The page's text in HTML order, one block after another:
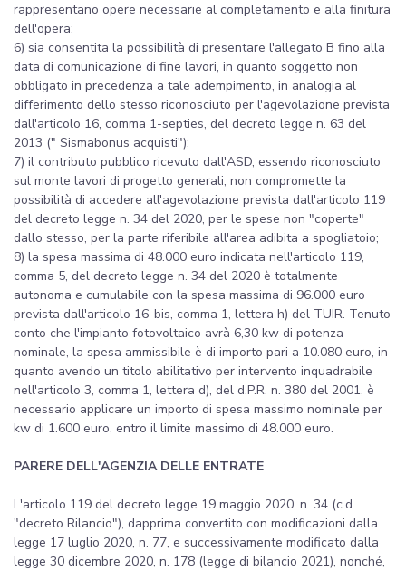
rappresentano opere necessarie al completamento e alla finitura
dell'opera;
6) sia consentita la possibilità di presentare l'allegato B fino alla
data di comunicazione di fine lavori, in quanto soggetto non
obbligato in precedenza a tale adempimento, in analogia al
differimento dello stesso riconosciuto per l'agevolazione prevista
dall'articolo 16, comma 1-septies, del decreto legge n. 63 del
2013 (" Sismabonus acquisti");
7) il contributo pubblico ricevuto dall'ASD, essendo riconosciuto
sul monte lavori di progetto generali, non compromette la
possibilità di accedere all'agevolazione prevista dall'articolo 119
del decreto legge n. 34 del 2020, per le spese non "coperte"
dallo stesso, per la parte riferibile all'area adibita a spogliatoio;
8) la spesa massima di 48.000 euro indicata nell'articolo 119,
comma 5, del decreto legge n. 34 del 2020 è totalmente
autonoma e cumulabile con la spesa massima di 96.000 euro
prevista dall'articolo 16-bis, comma 1, lettera h) del TUIR. Tenuto
conto che l'impianto fotovoltaico avrà 6,30 kw di potenza
nominale, la spesa ammissibile è di importo pari a 10.080 euro, in
quanto avendo un titolo abilitativo per intervento inquadrabile
nell'articolo 3, comma 1, lettera d), del d.P.R. n. 380 del 2001, è
necessario applicare un importo di spesa massimo nominale per
kw di 1.600 euro, entro il limite massimo di 48.000 euro.
PARERE DELL'AGENZIA DELLE ENTRATE
L'articolo 119 del decreto legge 19 maggio 2020, n. 34 (c.d.
"decreto Rilancio"), dapprima convertito con modificazioni dalla
legge 17 luglio 2020, n. 77, e successivamente modificato dalla
legge 30 dicembre 2020, n. 178 (legge di bilancio 2021), nonché,